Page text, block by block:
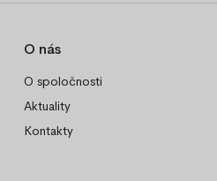
O nás
O spoločnosti
Aktuality
Kontakty